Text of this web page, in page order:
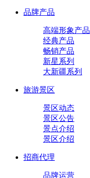
品牌产品
高端形象产品
经典产品
畅销产品
新星系列
大新疆系列
旅游景区
景区动态
景区公告
景点介绍
景区介绍
招商代理
品牌运营